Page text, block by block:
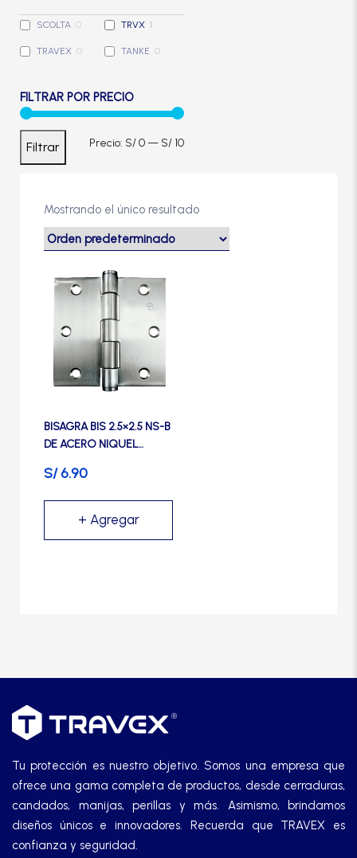
Cerradura de Sobreponer
Cerradura eléctrica
Cerraduras Digitales
Manijas
Otros
TANKE
Mostrando el único resultado
BISAGRA BIS 2.5×2.5 NS-B
DE ACERO NIQUEL
X 3 UNIDADES)
S/6.90
SCOLTA 0
TRAVEX 0
TRVX 1
TANKE 0
FILTRAR POR PRECIO
Precio
Precio
Filtrar Precio: S/ 0— S/ 10
Tu protección es nuestro objetivo. Somos una empresa que
ofrece una gama completa de productos, desde cerraduras,
candados, manijas, perillas y más. Asimismo, brindamos
diseños únicos e innovadores. Recuerda que TRAVEX es
confianza y seguridad.